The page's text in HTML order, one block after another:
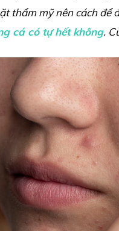
thẩm mỹ nên cách
cá có tự hết không.